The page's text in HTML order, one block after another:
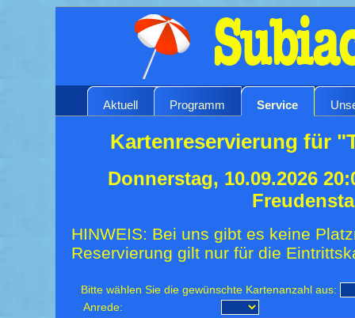
Aktuell Programm Service
Kartenreservierung für
Donnerstag, 10.09.2026
HINWEIS: Bei uns gibt es keine
Reservierung gilt nur für die
Bitte wählen Sie die gewünschte Kartenanzahl aus:
Anrede: